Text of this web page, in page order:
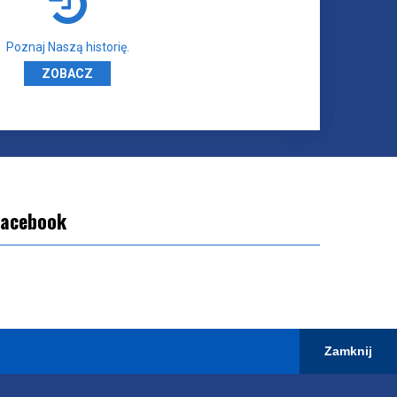
Zamknij
Poznaj Naszą historię.
ZOBACZ